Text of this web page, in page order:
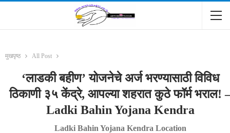
मुखपृष्ठ All Post
‘लाडकी बहीण’ योजनेचे अर्ज भरण्यासाठी विविध
ठिकाणी ३५ केंद्रे, आपल्या शहरात कुठे फॉर्म भराल!
Ladki Bahin Yojana Kendra
Ladki Bahin Yojana Kendra Location